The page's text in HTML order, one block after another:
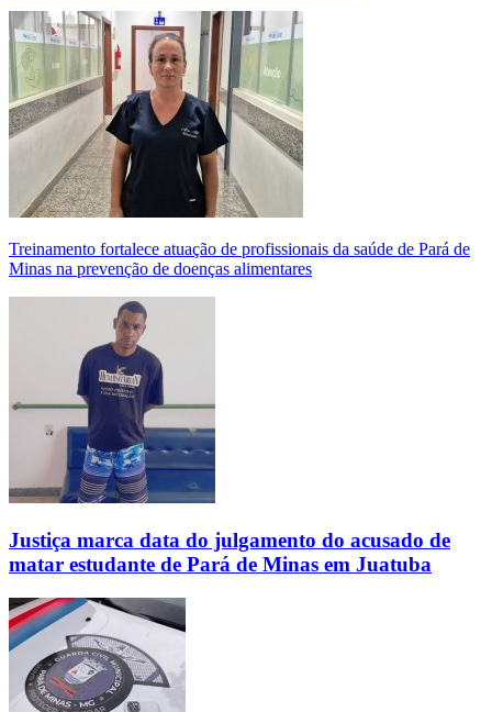
Treinamento fortalece atuação de profissionais da saúde de Pará de
Minas na prevenção de doenças alimentares
Justiça marca data do julgamento do acusado de
matar estudante de Pará de Minas em Juatuba